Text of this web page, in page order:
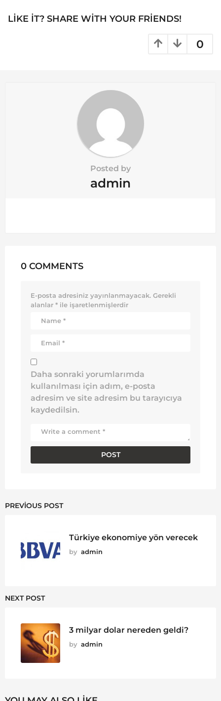
i
LIKE IT? SHARE WITH YOUR FRIENDS!
0
Posted by
admin
0 COMMENTS
E-posta adresiniz yayınlanmayacak. Gerekli
alanlar * ile işaretlenmişlerdir
Daha sonraki yorumlarımda
kullanılması için adım, e-posta
adresim ve site adresim bu tarayıcıya
kaydedilsin.
PREVIOUS POST
Türkiye ekonomiye yön verecek
by admin
NEXT POST
3 milyar dolar nereden geldi?
by admin